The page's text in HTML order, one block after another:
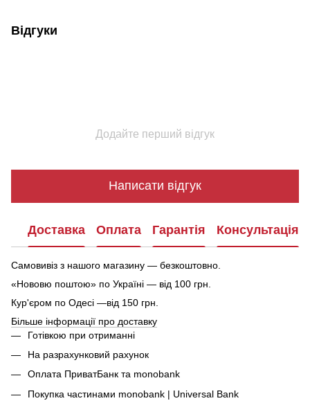
Відгуки
Додайте перший відгук
Написати відгук
Доставка Оплата Гарантія Консультація
Самовивіз з нашого магазину — безкоштовно.
«Нововю поштою» по Україні — від 100 грн.
Кур'єром по Одесі —від 150 грн.
Більше інформації про доставку
Готівкою при отриманні
На разрахунковий рахунок
Оплата ПриватБанк та monobank
Покупка частинами monobank | Universal Bank